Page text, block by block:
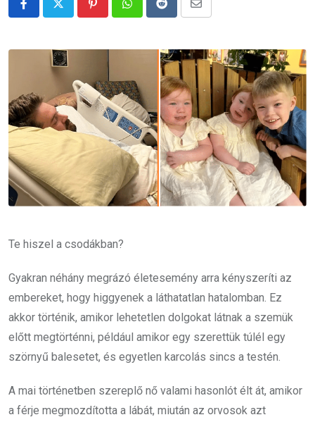
PinterestWhatsappRedditShare
Email
Te hiszel a csodákban?
Gyakran néhány megrázó életesemény arra kényszeríti az
embereket, hogy higgyenek a láthatatlan hatalomban. Ez
akkor történik, amikor lehetetlen dolgokat látnak a szemük
előtt megtörténni, például amikor egy szerettük túlél egy
szörnyű balesetet, és egyetlen karcolás sincs a testén.
A mai történetben szereplő nő valami hasonlót élt át, amikor
a férje megmozdította a lábát, miután az orvosok azt